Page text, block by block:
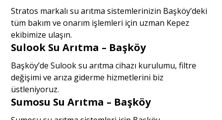
Stratos markalı su arıtma sistemlerinizin Başköy’deki
tüm bakım ve onarım işlemleri için uzman Kepez
ekibimize ulaşın.
Sulook Su Arıtma – Başköy
Başköy’de Sulook su arıtma cihazı kurulumu, filtre
değişimi ve arıza giderme hizmetlerini biz
üstleniyoruz.
Sumosu Su Arıtma – Başköy